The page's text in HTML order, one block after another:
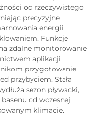
od rzeczywistego
precyzyjne
energii
Funkcje
zdalne monitorowanie
aplikacji
przygotowanie
przybyciem. Stała
sezon pływacki,
od wczesnej
klimacie.